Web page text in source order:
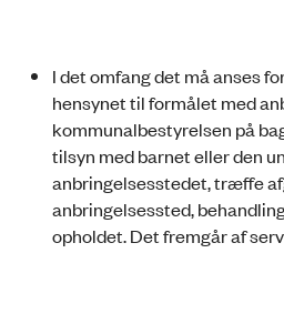
I det omfang det må anses
hensynet til formålet med
kommunalbestyrelsen på
tilsyn med barnet eller den
anbringelsesstedet, træffe
anbringelsessted,
opholdet. Det fremgår af